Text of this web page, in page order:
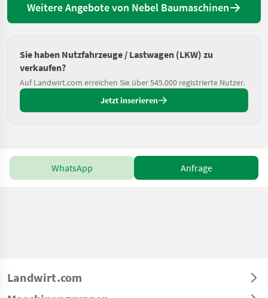
Weitere Angebote von Nebel Baumaschinen
Sie haben Nutzfahrzeuge / Lastwagen (LKW) zu
verkaufen?
Auf Landwirt.com erreichen Sie über 545.000 registrierte Nutzer.
Jetzt inserieren
WhatsApp Anfrage
Landwirt.com